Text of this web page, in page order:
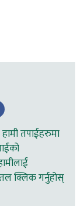
तपाईहरुमा
क्लिक गर्नुहोस्